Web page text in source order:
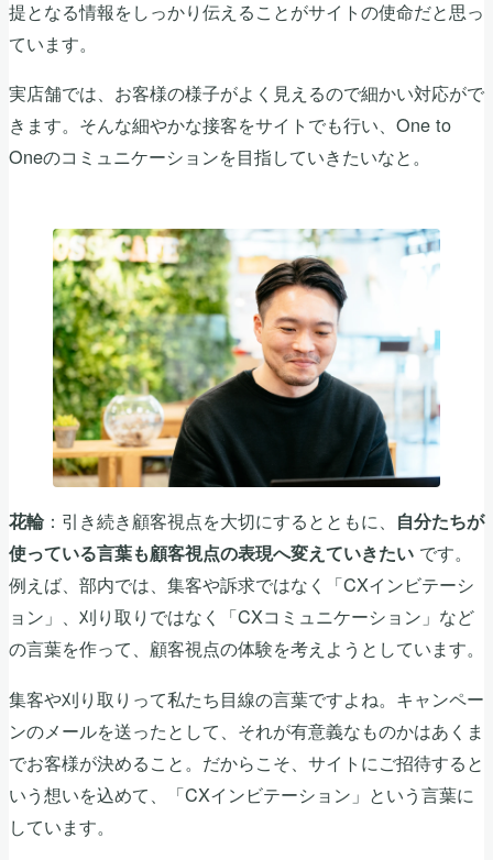
提となる情報をしっかり伝えることがサイトの使命だと思っ
ています。
実店舗では、お客様の様子がよく見えるので細かい対応がで
きます。そんな細やかな接客をサイトでも行い、One to
Oneのコミュニケーションを目指していきたいなと。
花輪：引き続き顧客視点を大切にするとともに、
自分たちが
使っている言葉も顧客視点の表現へ変えていきたい です。
例えば、部内では、集客や訴求ではなく「CXインビテーシ
ョン」、刈り取りではなく「CXコミュニケーション」など
の言葉を作って、顧客視点の体験を考えようとしています。
集客や刈り取りって私たち目線の言葉ですよね。キャンペー
ンのメールを送ったとして、それが有意義なものかはあくま
でお客様が決めること。だからこそ、サイトにご招待すると
いう想いを込めて、「CXインビテーション」という言葉に
しています。